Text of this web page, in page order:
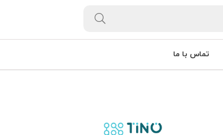
تماس با ما